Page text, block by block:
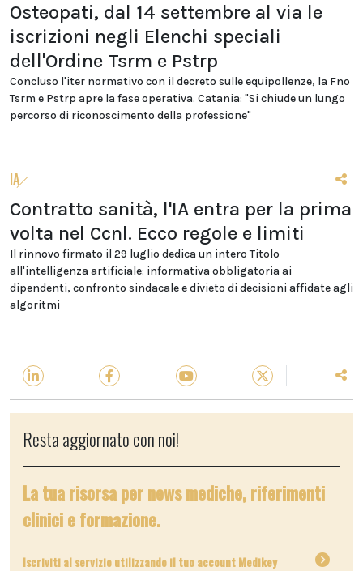
Osteopati, dal 14 settembre al via le
iscrizioni negli Elenchi speciali
dell'Ordine Tsrm e Pstrp
Concluso l'iter normativo con il decreto sulle equipollenze, la Fno
Tsrm e Pstrp apre la fase operativa. Catania: "Si chiude un lungo
percorso di riconoscimento della professione"
IA
Contratto sanità, l'IA entra per la prima
volta nel Ccnl. Ecco regole e limiti
Il rinnovo firmato il 29 luglio dedica un intero Titolo
all'intelligenza artificiale: informativa obbligatoria ai
dipendenti, confronto sindacale e divieto di decisioni affidate agli
algoritmi
Resta aggiornato con noi!
La tua risorsa per news mediche, riferimenti
clinici e formazione.
Iscriviti al servizio utilizzando il tuo account Medikey